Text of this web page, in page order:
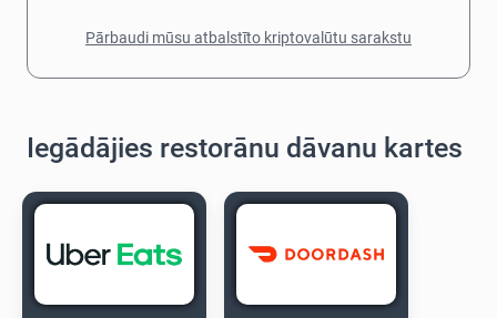
Pārbaudi mūsu atbalstīto kriptovalūtu sarakstu
Iegādājies restorānu dāvanu kartes